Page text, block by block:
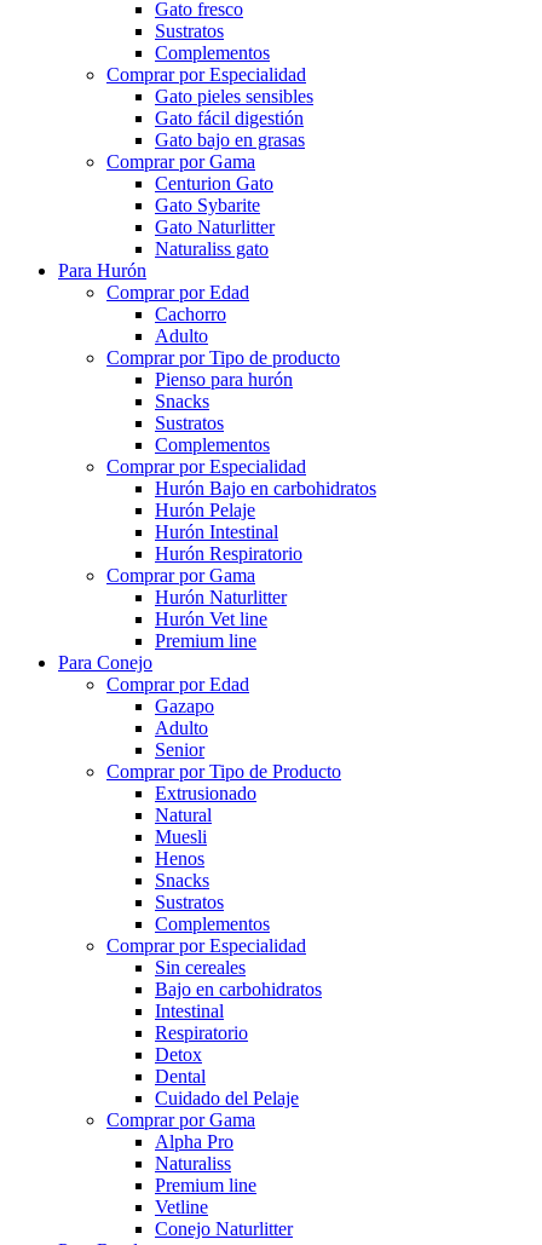
Gato fresco
Sustratos
Complementos
Comprar por Especialidad
Gato pieles sensibles
Gato fácil digestión
Gato bajo en grasas
Comprar por Gama
Centurion Gato
Gato Sybarite
Gato Naturlitter
Naturaliss gato
Para Hurón
Comprar por Edad
Cachorro
Adulto
Comprar por Tipo de producto
Pienso para hurón
Snacks
Sustratos
Complementos
Comprar por Especialidad
Hurón Bajo en carbohidratos
Hurón Pelaje
Hurón Intestinal
Hurón Respiratorio
Comprar por Gama
Hurón Naturlitter
Hurón Vet line
Premium line
Para Conejo
Comprar por Edad
Gazapo
Adulto
Senior
Comprar por Tipo de Producto
Extrusionado
Natural
Muesli
Henos
Snacks
Sustratos
Complementos
Comprar por Especialidad
Sin cereales
Bajo en carbohidratos
Intestinal
Respiratorio
Detox
Dental
Cuidado del Pelaje
Comprar por Gama
Alpha Pro
Naturaliss
Premium line
Vetline
Conejo Naturlitter